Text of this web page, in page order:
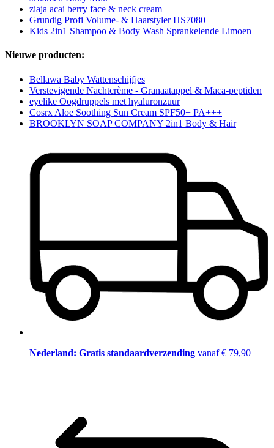
ziaja acai berry face & neck cream
Grundig Profi Volume- & Haarstyler HS7080
Kids 2in1 Shampoo & Body Wash Sprankelende Limoen
Nieuwe producten:
Bellawa Baby Wattenschijfjes
Verstevigende Nachtcrème - Granaatappel & Maca-peptiden
eyelike Oogdruppels met hyaluronzuur
Cosrx Aloe Soothing Sun Cream SPF50+ PA+++
BROOKLYN SOAP COMPANY 2in1 Body & Hair
Nederland: Gratis standaardverzending vanaf € 79,90